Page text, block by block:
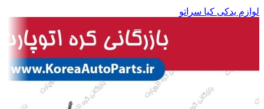
لوازم یدکی کیا سراتو